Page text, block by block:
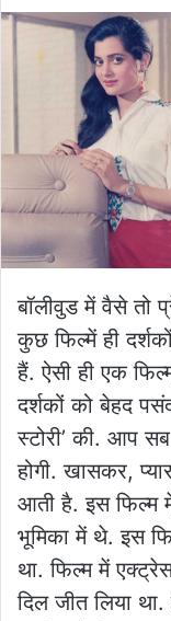
बॉलीवुड में वैसे तो
कुछ फिल्में ही
हैं. ऐसी ही एक
दर्शकों को बेहद
स्टोरी’ की. आप
होगी. खासकर,
आती है. इस फिल्म
भूमिका में थे. इस
था. फिल्म में
दिल जीत लिया